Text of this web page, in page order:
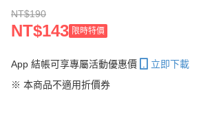
NT$190
NT$143 限時特價
App 結帳可享專屬活動優惠價
立即下載
※ 本商品不適用折價券